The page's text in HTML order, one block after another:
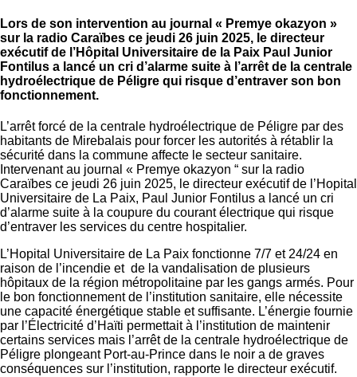
Lors de son intervention au journal « Premye okazyon »
sur la radio Caraïbes ce jeudi 26 juin 2025, le directeur
exécutif de l’Hôpital Universitaire de la Paix Paul Junior
Fontilus a lancé un cri d’alarme suite à l’arrêt de la centrale
hydroélectrique de Péligre qui risque d’entraver son bon
fonctionnement.
L’arrêt forcé de la centrale hydroélectrique de Péligre par des
habitants de Mirebalais pour forcer les autorités à rétablir la
sécurité dans la commune affecte le secteur sanitaire.
Intervenant au journal « Premye okazyon “ sur la radio
Caraïbes ce jeudi 26 juin 2025, le directeur exécutif de l’Hopital
Universitaire de La Paix, Paul Junior Fontilus a lancé un cri
d’alarme suite à la coupure du courant électrique qui risque
d’entraver les services du centre hospitalier.
L’Hopital Universitaire de La Paix fonctionne 7/7 et 24/24 en
raison de l’incendie et de la vandalisation de plusieurs
hôpitaux de la région métropolitaine par les gangs armés. Pour
le bon fonctionnement de l’institution sanitaire, elle nécessite
une capacité énergétique stable et suffisante. L’énergie fournie
par l’Électricité d’Haïti permettait à l’institution de maintenir
certains services mais l’arrêt de la centrale hydroélectrique de
Péligre plongeant Port-au-Prince dans le noir a de graves
conséquences sur l’institution, rapporte le directeur exécutif.